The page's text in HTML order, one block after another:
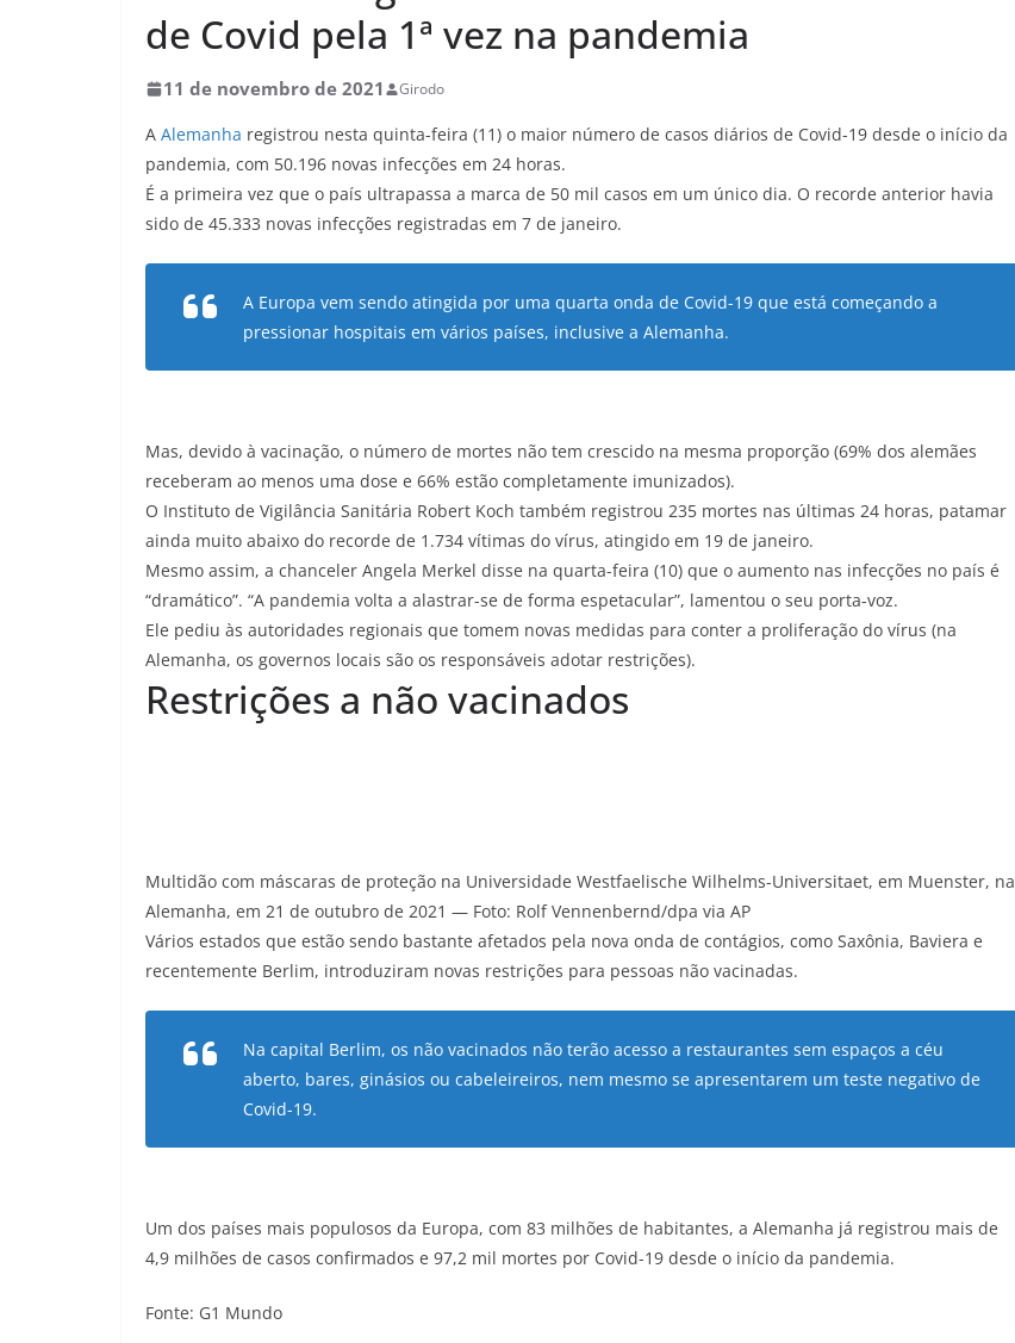
de Covid pela 1ª vez na pandemia
11 de novembro de 2021 Girodo
A Alemanha registrou nesta quinta-feira (11) o maior número de casos diários de Covid-19 desde o início da
pandemia, com 50.196 novas infecções em 24 horas.
É a primeira vez que o país ultrapassa a marca de 50 mil casos em um único dia. O recorde anterior havia
sido de 45.333 novas infecções registradas em 7 de janeiro.
A Europa vem sendo atingida por uma quarta onda de Covid-19 que está começando a
pressionar hospitais em vários países, inclusive a Alemanha.
Mas, devido à vacinação, o número de mortes não tem crescido na mesma proporção (69% dos alemães
receberam ao menos uma dose e 66% estão completamente imunizados).
O Instituto de Vigilância Sanitária Robert Koch também registrou 235 mortes nas últimas 24 horas, patamar
ainda muito abaixo do recorde de 1.734 vítimas do vírus, atingido em 19 de janeiro.
Mesmo assim, a chanceler Angela Merkel disse na quarta-feira (10) que o aumento nas infecções no país é
“dramático”. “A pandemia volta a alastrar-se de forma espetacular”, lamentou o seu porta-voz.
Ele pediu às autoridades regionais que tomem novas medidas para conter a proliferação do vírus (na
Alemanha, os governos locais são os responsáveis adotar restrições).
Restrições a não vacinados
Multidão com máscaras de proteção na Universidade Westfaelische Wilhelms-Universitaet, em Muenster, na
Alemanha, em 21 de outubro de 2021 — Foto: Rolf Vennenbernd/dpa via AP
Vários estados que estão sendo bastante afetados pela nova onda de contágios, como Saxônia, Baviera e
recentemente Berlim, introduziram novas restrições para pessoas não vacinadas.
Na capital Berlim, os não vacinados não terão acesso a restaurantes sem espaços a céu
aberto, bares, ginásios ou cabeleireiros, nem mesmo se apresentarem um teste negativo de
Covid-19.
Um dos países mais populosos da Europa, com 83 milhões de habitantes, a Alemanha já registrou mais de
4,9 milhões de casos confirmados e 97,2 mil mortes por Covid-19 desde o início da pandemia.
Fonte: G1 Mundo